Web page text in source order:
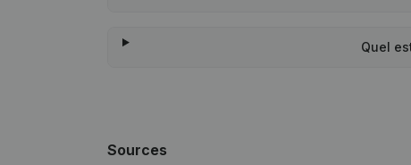
Quel
Sources